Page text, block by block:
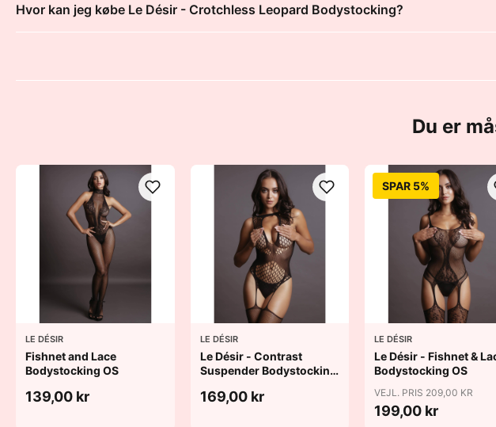
Hvor kan jeg købe Le Désir - Crotchless Leopard Bodystocking?
Du er
LE DÉSIR
Fishnet and Lace
Bodystocking OS
139,00 kr
LE DÉSIR
Le Désir - Contrast
Suspender Bodystocking
169,00 kr
SPAR 5%
LE DÉSIR
Le Désir - Fishnet &
Bodystocking OS
VEJL. PRIS 209,00 KR
199,00 kr